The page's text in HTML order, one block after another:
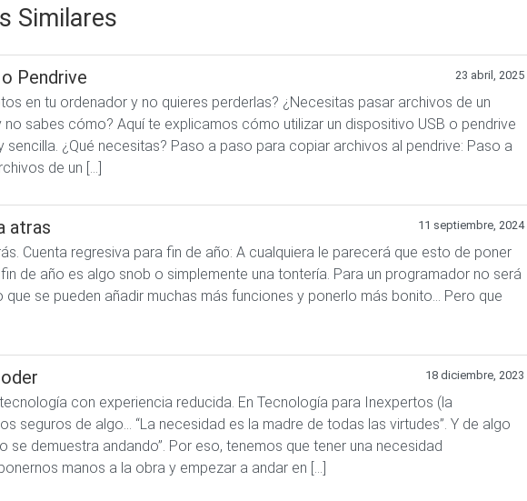
Similares
Pendrive 23 abril, 2025
en tu ordenador y no quieres perderlas? ¿Necesitas pasar archivos de un
sabes cómo? Aquí te explicamos cómo utilizar un dispositivo USB o pendrive
sencilla. ¿Qué necesitas? Paso a paso para copiar archivos al pendrive: Paso a
de un […]
atras 11 septiembre, 2024
Cuenta regresiva para fin de año: A cualquiera le parecerá que esto de poner
de año es algo snob o simplemente una tontería. Para un programador no será
que se pueden añadir muchas más funciones y ponerlo más bonito… Pero que
18 diciembre, 2023
con experiencia reducida. En Tecnología para Inexpertos (la
seguros de algo… “La necesidad es la madre de todas las virtudes”. Y de algo
se demuestra andando”. Por eso, tenemos que tener una necesidad
manos a la obra y empezar a andar en […]